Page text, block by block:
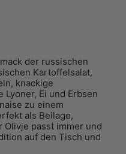
der russischen
Kartoffelsalat,
knackige
Ei und Erbsen
zu einem
als Beilage,
passt immer und
auf den Tisch und